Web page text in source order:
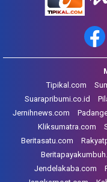
Tipikal.com
Suarapribumi.co.id
Jernihnews.com
Kliksumatra.com
Beritasatu.com
Jendelakaba.com